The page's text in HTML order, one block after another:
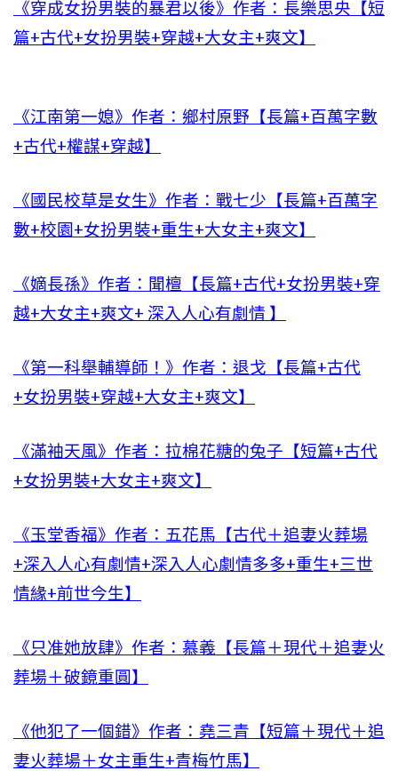
《穿成女扮男裝的暴君以後》作者：長樂思央【短
篇+古代+女扮男裝+穿越+大女主+爽文】
《江南第一媳》作者：鄉村原野【長篇+百萬字數
+古代+權謀+穿越】
《國民校草是女生》作者：戰七少【長篇+百萬字
數+校園+女扮男裝+重生+大女主+爽文】
《嫡長孫》作者：聞檀【長篇+古代+女扮男裝+穿
越+大女主+爽文+ 深入人心有劇情 】
《第一科舉輔導師！》作者：退戈【長篇+古代
+女扮男裝+穿越+大女主+爽文】
《滿袖天風》作者：拉棉花糖的兔子【短篇+古代
+女扮男裝+大女主+爽文】
《玉堂香福》作者：五花馬【古代＋追妻火葬場
+深入人心有劇情+深入人心劇情多多+重生+三世
情緣+前世今生】
《只准她放肆》作者：慕義【長篇＋現代＋追妻火
葬場＋破鏡重圓】
《他犯了一個錯》作者：堯三青【短篇＋現代＋追
妻火葬場＋女主重生+青梅竹馬】